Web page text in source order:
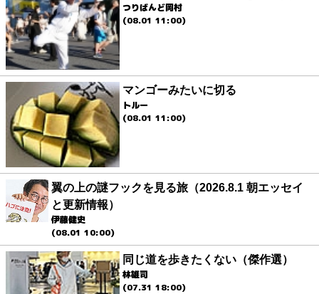
つりばんど岡村
(08.01 11:00)
マンゴーみたいに切る
トルー
(08.01 11:00)
翼の上の謎フックを見る旅（2026.8.1 朝エッセイ
と更新情報）
伊藤健史
(08.01 10:00)
同じ道を歩きたくない（傑作選）
林雄司
(07.31 18:00)